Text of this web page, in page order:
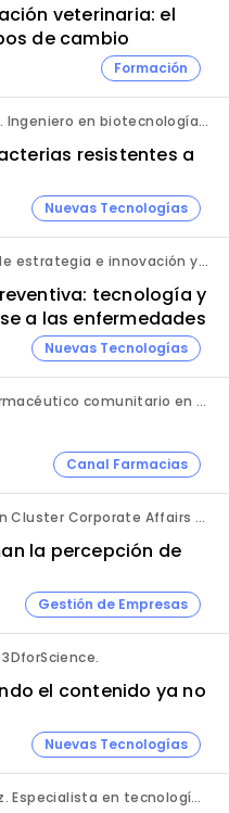
veterinaria: el
de cambio
Formación
Luis Enrique Martínez Brito. Ingeniero en biotecnología, México.
resistentes a
Nuevas Tecnologías
Silvia Blanco, Consultora de estrategia e innovación y Ana Leal, Consultora Senior de estrategia e innovación. ANIMA.
tecnología y
a las enfermedades
Nuevas Tecnologías
José Eduardo Yébenes. Farmacéutico comunitario en Mijas (Málaga).
Canal Farmacias
Ángela González. Southern Cluster Corporate Affairs & Patient Partnership Director. Kyowa Kirin.
la percepción de
Gestión de Empresas
el contenido ya no
Nuevas Tecnologías
Rolando Cortés Hernández. Especialista en tecnología e inteligencia artificial. Director Comercial. AQUÍ tu Remodelación.